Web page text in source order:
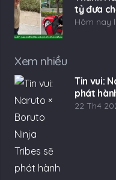
tỷ đưa
Hôm nay
Xem nhiều
Tin vui:
phát
22 Th4